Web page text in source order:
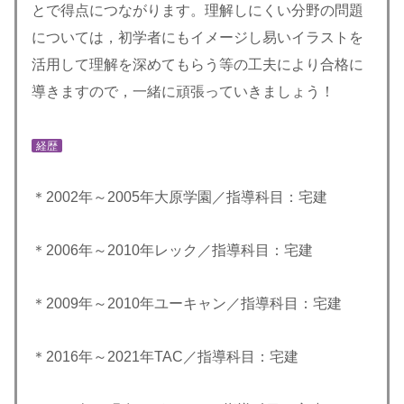
とで得点につながります。理解しにくい分野の問題
については，初学者にもイメージし易いイラストを
活用して理解を深めてもらう等の工夫により合格に
導きますので，一緒に頑張っていきましょう！
経歴
＊2002年～2005年大原学園／指導科目：宅建
＊2006年～2010年レック／指導科目：宅建
＊2009年～2010年ユーキャン／指導科目：宅建
＊2016年～2021年TAC／指導科目：宅建